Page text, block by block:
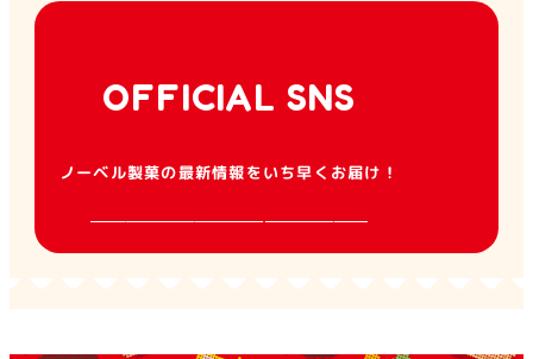
OFFICIAL SNS
ノーベル製菓の最新情報をいち早くお届け！